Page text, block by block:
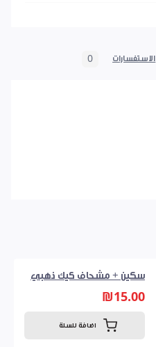
الاستفسارات 0
سكين + مشحاف كيك ذهبي
₪15.00
اضافة للسلة